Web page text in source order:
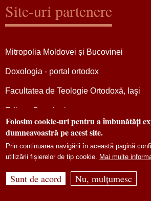
Site-uri partenere
Mitropolia Moldovei și Bucovinei
Doxologia - portal ortodox
Facultatea de Teologie Ortodoxă, Iaşi
Editura Doxologia
Magazinul online al Mitropoliei Moldovei
Centrul Mitropolitan de Pelerinaj
Folosim cookie-uri pentru a îmbunătăți
dumneavoastră pe acest site.
Prin continuarea navigării în această pagină
utilizării fișierelor de tip cookie. Mai multe
Sunt de acord Nu, mulțumesc